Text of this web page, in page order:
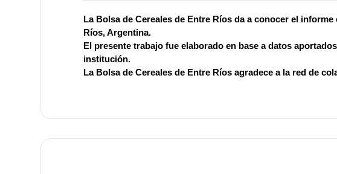
La Bolsa de Cereales de Entre Ríos da a conocer el
Ríos, Argentina.
El presente trabajo fue elaborado en base a datos
institución.
La Bolsa de Cereales de Entre Ríos agradece a la red de